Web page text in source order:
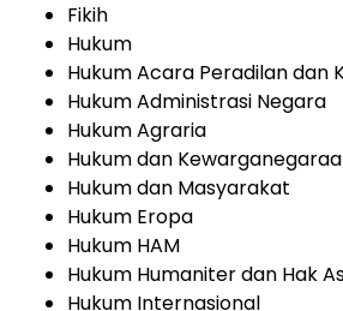
Fikih
Hukum
Hukum Acara Peradilan dan
Hukum Administrasi Negara
Hukum Agraria
Hukum dan
Hukum dan Masyarakat
Hukum Eropa
Hukum HAM
Hukum Humaniter dan Hak
Hukum Internasional